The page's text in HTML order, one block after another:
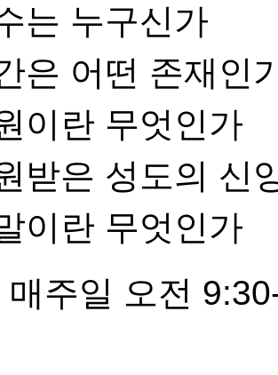
는 누구신가
은 어떤 존재인
이란 무엇인가
받은 성도의 신
이란 무엇인가
매주일 오전